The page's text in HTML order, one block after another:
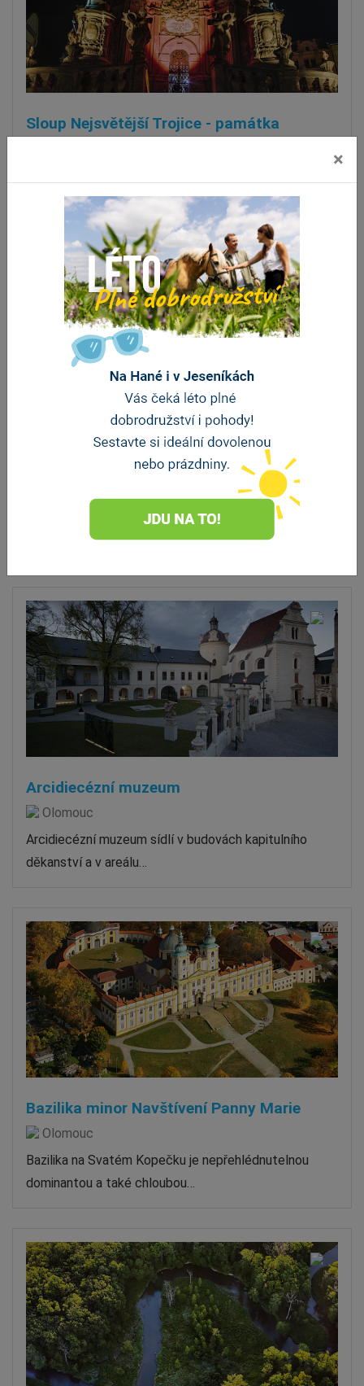
Sloup Nejsvětější Trojice - památka
Patrně nejproslulejší památkou Olomouce je po
zapsání na Seznam světového…
Aquapark Olomouc
Aquapark nabízí celoročně rekreační bazén s
proudovým kanálem, atrakcí…
Arcidiecézní muzeum
Olomouc
Arcidiecézní muzeum sídlí v budovách kapitulního
děkanství a v areálu…
Bazilika minor Navštívení Panny Marie
Olomouc
Bazilika na Svatém Kopečku je nepřehlédnutelnou
dominantou a také chloubou…
×